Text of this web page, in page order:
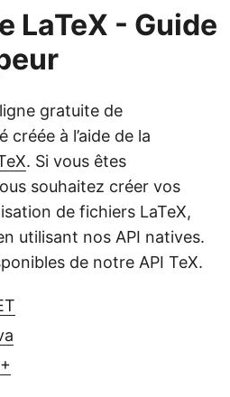
LaTeX - Guide
gratuite de
créée à l’aide de la
. Si vous êtes
souhaitez créer vos
de fichiers LaTeX,
utilisant nos API natives.
de notre API TeX.